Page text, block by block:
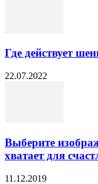
Где действует
22.07.2022
Выберите
хватает для
11.12.2019